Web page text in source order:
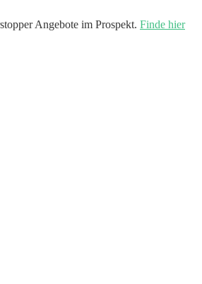
Angebote im Prospekt. Finde hier